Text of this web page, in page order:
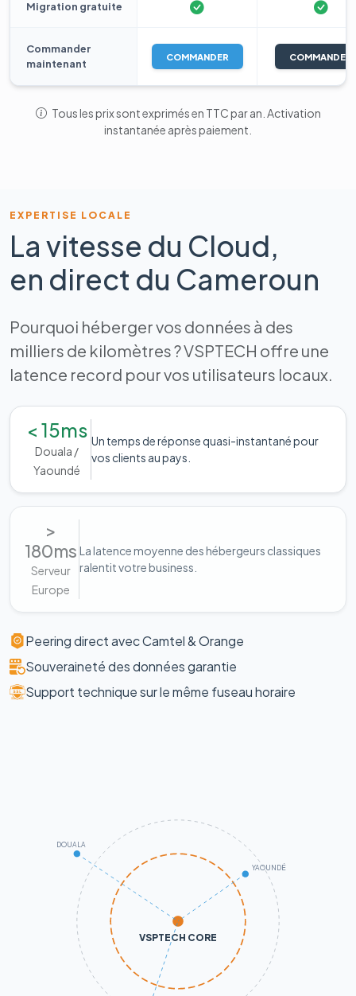
Migration gratuite
Commander
maintenant
COMMANDER COMMANDER
Tous les prix sont exprimés en TTC par an. Activation
instantanée après paiement.
EXPERTISE LOCALE
La vitesse du Cloud,
en direct du Cameroun
Pourquoi héberger vos données à des
milliers de kilomètres ? VSPTECH offre une
latence record pour vos utilisateurs locaux.
< 15ms
Douala /
Yaoundé
Un temps de réponse quasi-instantané pour
vos clients au pays.
>
180ms
Serveur
Europe
La latence moyenne des hébergeurs classiques
ralentit votre business.
Peering direct avec Camtel & Orange
Souveraineté des données garantie
Support technique sur le même fuseau horaire
VSPTECH CORE
DOUALA
YAOUNDÉ